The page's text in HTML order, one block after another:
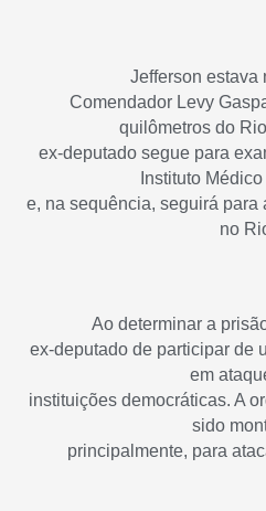
Jefferson estava
Comendador Levy
quilômetros do
ex-deputado segue para
Instituto
e, na sequência, seguirá
no
Ao determinar a
ex-deputado de participar de
em
instituições democráticas. A
sido
principalmente, para